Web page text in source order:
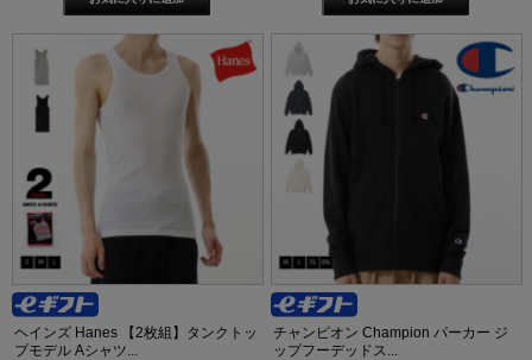
ヘインズ Hanes 【2枚組】タンクトッ
プモデル Aシャツ...
チャンピオン Champion パーカー ジ
ップフーデッドス...